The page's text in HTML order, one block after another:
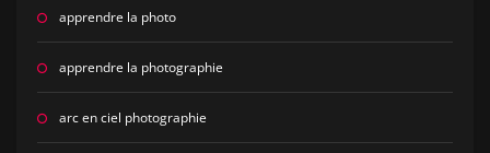
apprendre la photo
apprendre la photographie
arc en ciel photographie